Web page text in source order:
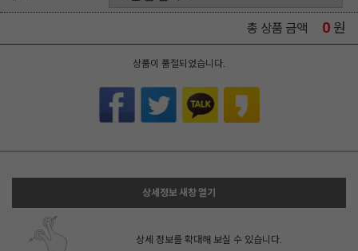
총 상품 금액 0 원
상품이 품절되었습니다.
상세정보 새창 열기
상세 정보를 확대해 보실 수 있습니다.